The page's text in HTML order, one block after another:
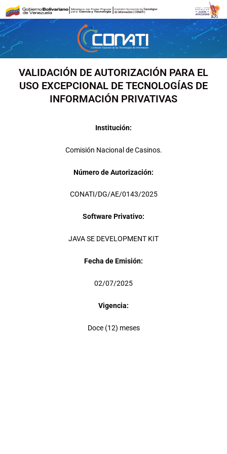
contenido
VALIDACIÓN DE AUTORIZACIÓN PARA EL
USO EXCEPCIONAL DE TECNOLOGÍAS DE
INFORMACIÓN PRIVATIVAS
Institución:
Comisión Nacional de Casinos.
Número de Autorización:
CONATI/DG/AE/0143/2025
Software Privativo:
JAVA SE DEVELOPMENT KIT
Fecha de Emisión:
02/07/2025
Vigencia:
Doce (12) meses